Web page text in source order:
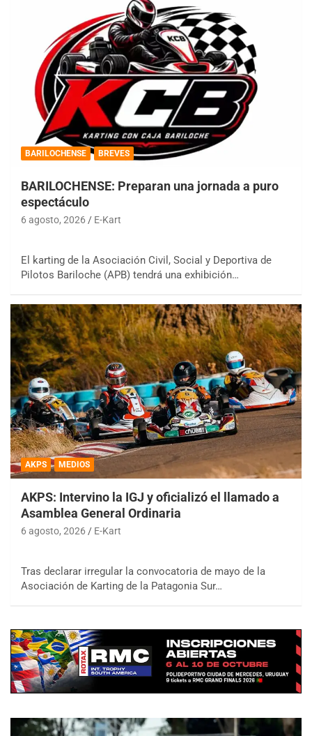
BARILOCHENSE BREVES
BARILOCHENSE: Preparan una jornada a puro
espectáculo
6 agosto, 2026 E-Kart
El karting de la Asociación Civil, Social y Deportiva de
Pilotos Bariloche (APB) tendrá una exhibición…
AKPS MEDIOS
AKPS: Intervino la IGJ y oficializó el llamado a
Asamblea General Ordinaria
6 agosto, 2026 E-Kart
Tras declarar irregular la convocatoria de mayo de la
Asociación de Karting de la Patagonia Sur…